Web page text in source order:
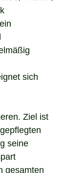
sich
Ziel ist
seine
gesamten